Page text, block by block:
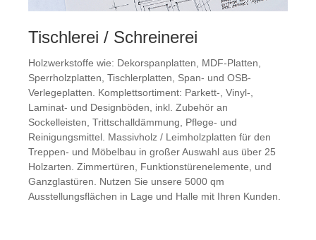
Tischlerei / Schreinerei
Holzwerkstoffe wie: Dekorspanplatten, MDF-Platten,
Sperrholzplatten, Tischlerplatten, Span- und OSB-
Verlegeplatten. Komplettsortiment: Parkett-, Vinyl-,
Laminat- und Designböden, inkl. Zubehör an
Sockelleisten, Trittschalldämmung, Pflege- und
Reinigungsmittel. Massivholz / Leimholzplatten für den
Treppen- und Möbelbau in großer Auswahl aus über 25
Holzarten. Zimmertüren, Funktionstürenelemente, und
Ganzglastüren. Nutzen Sie unsere 5000 qm
Ausstellungsflächen in Lage und Halle mit Ihren Kunden.